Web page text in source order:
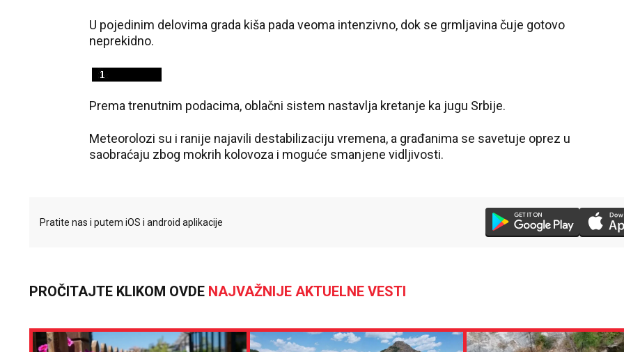
U pojedinim delovima grada kiša pada veoma intenzivno, dok se grmljavina čuje gotovo
neprekidno.
Prema trenutnim podacima, oblačni sistem nastavlja kretanje ka jugu Srbije.
Meteorolozi su i ranije najavili destabilizaciju vremena, a građanima se savetuje oprez u
saobraćaju zbog mokrih kolovoza i moguće smanjene vidljivosti.
Pratite nas i putem iOS i android aplikacije
PROČITAJTE KLIKOM OVDE NAJVAŽNIJE AKTUELNE VESTI